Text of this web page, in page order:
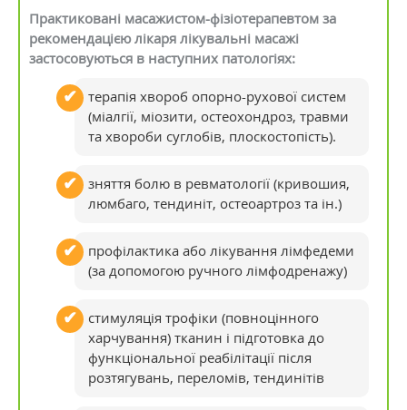
Практиковані масажистом-фізіотерапевтом за
рекомендацією лікаря лікувальні масажі
застосовуються в наступних патологіях:
терапія хвороб опорно-рухової систем
(міалгії, міозити, остеохондроз, травми
та хвороби суглобів, плоскостопість).
зняття болю в ревматології (кривошия,
люмбаго, тендиніт, остеоартроз та ін.)
профілактика або лікування лімфедеми
(за допомогою ручного лімфодренажу)
стимуляція трофіки (повноцінного
харчування) тканин і підготовка до
функціональної реабілітації після
розтягувань, переломів, тендинітів